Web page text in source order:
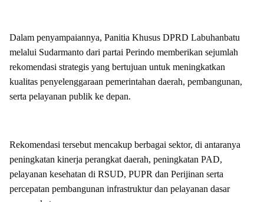
Dalam penyampaiannya, Panitia Khusus DPRD Labuhanbatu
melalui Sudarmanto dari partai Perindo memberikan sejumlah
rekomendasi strategis yang bertujuan untuk meningkatkan
kualitas penyelenggaraan pemerintahan daerah, pembangunan,
serta pelayanan publik ke depan.
Rekomendasi tersebut mencakup berbagai sektor, di antaranya
peningkatan kinerja perangkat daerah, peningkatan PAD,
pelayanan kesehatan di RSUD, PUPR dan Perijinan serta
percepatan pembangunan infrastruktur dan pelayanan dasar